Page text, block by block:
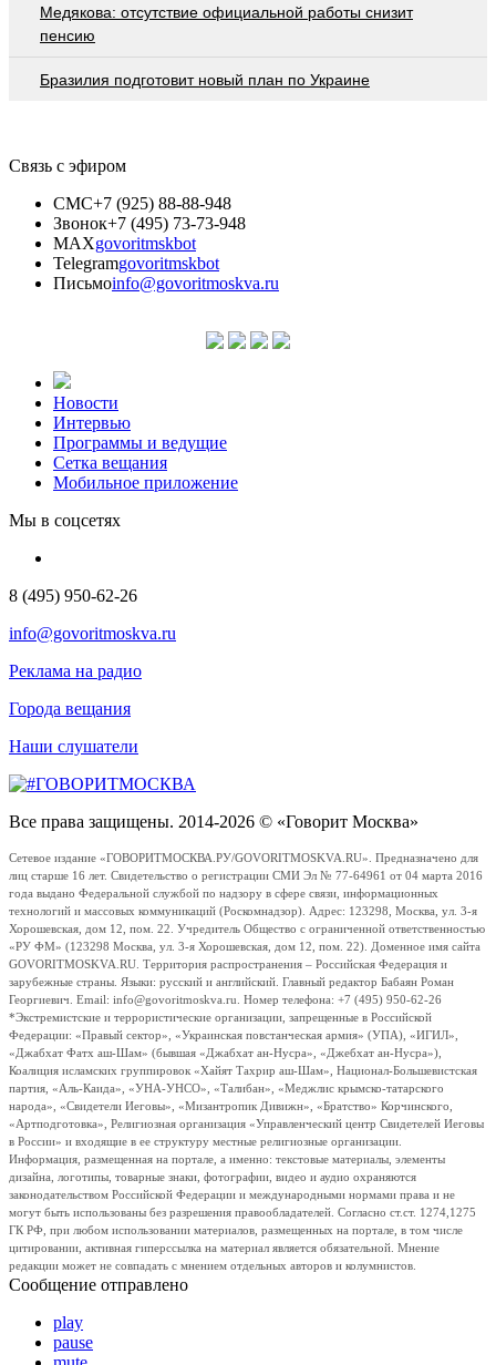
Медякова: отсутствие официальной работы снизит
пенсию
Бразилия подготовит новый план по Украине
Связь с эфиром
СМС+7 (925) 88-88-948
Звонок+7 (495) 73-73-948
MAXgovoritmskbot
Telegramgovoritmskbot
Письмоinfo@govoritmoskva.ru
Новости
Интервью
Программы и ведущие
Сетка вещания
Мобильное приложение
Мы в соцсетях
8 (495) 950-62-26
info@govoritmoskva.ru
Реклама на радио
Города вещания
Наши слушатели
Все права защищены. 2014-2026 © «Говорит Москва»
Сетевое издание «ГОВОРИТМОСКВА.РУ/GOVORITMOSKVA.RU». Предназначено для
лиц старше 16 лет. Свидетельство о регистрации СМИ Эл № 77-64961 от 04 марта 2016
года выдано Федеральной службой по надзору в сфере связи, информационных
технологий и массовых коммуникаций (Роскомнадзор). Адрес: 123298, Москва, ул. 3-я
Хорошевская, дом 12, пом. 22. Учредитель Общество с ограниченной ответственностью
«РУ ФМ» (123298 Москва, ул. 3-я Хорошевская, дом 12, пом. 22). Доменное имя сайта
GOVORITMOSKVA.RU. Территория распространения – Российская Федерация и
зарубежные страны. Языки: русский и английский. Главный редактор Бабаян Роман
Георгиевич. Email: info@govoritmoskva.ru. Номер телефона: +7 (495) 950-62-26
*Экстремистские и террористические организации, запрещенные в Российской
Федерации: «Правый сектор», «Украинская повстанческая армия» (УПА), «ИГИЛ»,
«Джабхат Фатх аш-Шам» (бывшая «Джабхат ан-Нусра», «Джебхат ан-Нусра»),
Коалиция исламских группировок «Хайят Тахрир аш-Шам», Национал-Большевистская
партия, «Аль-Каида», «УНА-УНСО», «Талибан», «Меджлис крымско-татарского
народа», «Свидетели Иеговы», «Мизантропик Дивижн», «Братство» Корчинского,
«Артподготовка», Религиозная организация «Управленческий центр Свидетелей Иеговы
в России» и входящие в ее структуру местные религиозные организации.
Информация, размещенная на портале, а именно: текстовые материалы, элементы
дизайна, логотипы, товарные знаки, фотографии, видео и аудио охраняются
законодательством Российской Федерации и международными нормами права и не
могут быть использованы без разрешения правообладателей. Согласно ст.ст. 1274,1275
ГК РФ, при любом использовании материалов, размещенных на портале, в том числе
цитировании, активная гиперссылка на материал является обязательной. Мнение
редакции может не совпадать с мнением отдельных авторов и колумнистов.
Сообщение отправлено
play
pause